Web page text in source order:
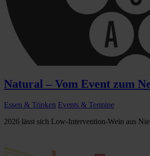
Natural – Vom Event zum
Essen & Trinken Events & Termine
2026 lässt sich Low-Intervention-Wein aus